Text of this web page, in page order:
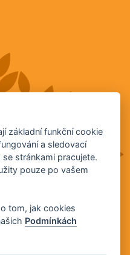
základní funkční cookie
a sledovací
stránkami pracujete.
pouze po vašem
tom, jak cookies
Podmínkách